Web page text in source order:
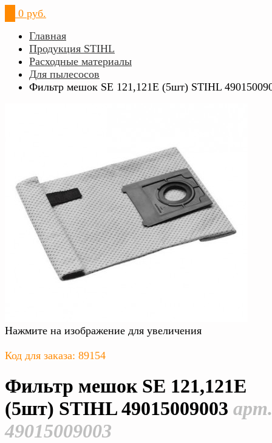
0 руб.
Главная
Продукция STIHL
Расходные материалы
Для пылесосов
Фильтр мешок SE 121,121E (5шт) STIHL
Нажмите на изображение для увеличения
Код для заказа: 89154
Фильтр мешок SE 121,121E
(5шт) STIHL 49015009003 арт.
49015009003